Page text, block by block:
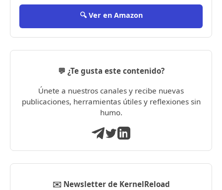
🔍 Ver en Amazon
💬 ¿Te gusta este contenido?
Únete a nuestros canales y recibe nuevas
publicaciones, herramientas útiles y reflexiones sin
humo.
✉️ Newsletter de KernelReload